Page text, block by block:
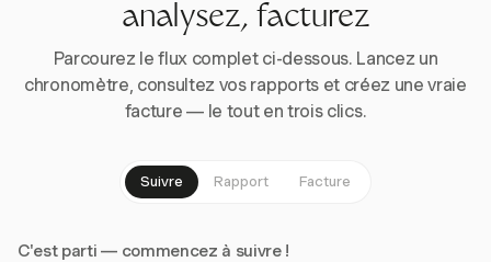
analysez, facturez
Parcourez le flux complet ci-dessous. Lancez un
chronomètre, consultez vos rapports et créez une vraie
facture — le tout en trois clics.
Suivre Rapport Facture
C'est parti — commencez à suivre !